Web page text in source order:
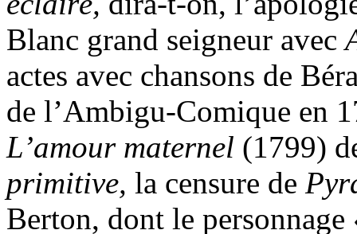
Blanc grand seigneur avec
actes avec chansons de
de l’Ambigu-Comique en
L’amour maternel (1799)
primitive, la censure de
Berton, dont le